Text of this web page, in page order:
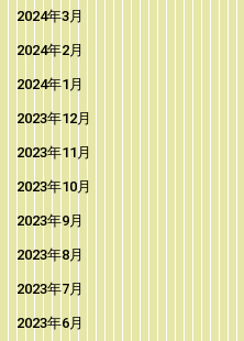
2024年3月
2024年2月
2024年1月
2023年12月
2023年11月
2023年10月
2023年9月
2023年8月
2023年7月
2023年6月